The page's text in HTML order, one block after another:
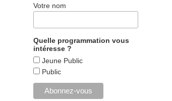
Votre nom
Quelle programmation vous
intéresse ?
Jeune Public
Public